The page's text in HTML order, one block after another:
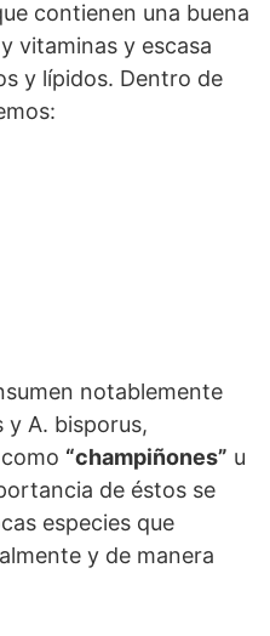
contienen una buena
vitaminas y escasa
y lípidos. Dentro de
notablemente
y A. bisporus,
“champiñones” u
de éstos se
especies que
y de manera